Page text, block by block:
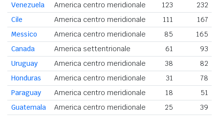
Venezuela
America centro meridionale 123
232
Cile
America centro meridionale 111
167
Messico
America centro meridionale 85
165
Canada
America settentrionale 61
93
Uruguay
America centro meridionale 38
82
Honduras
America centro meridionale 31
78
Paraguay
America centro meridionale 18
51
Guatemala
America centro meridionale 25
39